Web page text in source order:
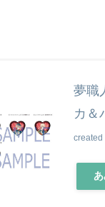
夢職
カ＆
created